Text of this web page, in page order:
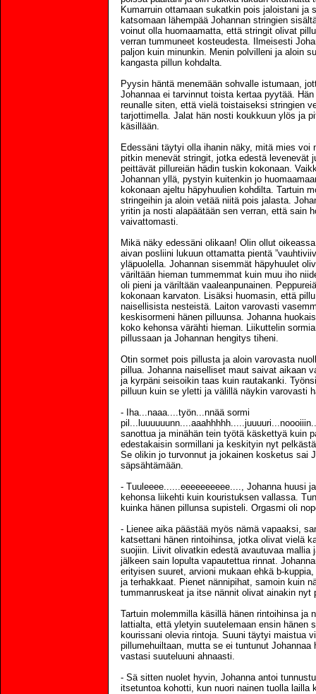
Kumarruin ottamaan sukatkin pois jaloistani ja
katsomaan lähempää Johannan stringien
voinut olla huomaamatta, että stringit olivat
verran tummuneet kosteudesta. Ilmeisesti
paljon kuin minunkin. Menin polvilleni ja aloin
kangasta pillun kohdalta.
Pyysin häntä menemään sohvalle istumaan,
Johannaa ei tarvinnut toista kertaa pyytää.
reunalle siten, että vielä toistaiseksi stringien
tarjottimella. Jalat hän nosti koukkuun ylös ja
käsillään.
Edessäni täytyi olla ihanin näky, mitä mies voi
pitkin menevät stringit, jotka edestä levenevät
peittävät pillureiän hädin tuskin kokonaan.
Johannan yllä, pystyin kuitenkin jo
kokonaan ajeltu häpyhuulien kohdilta. Tartuin
stringeihin ja aloin vetää niitä pois jalasta.
yritin ja nosti alapäätään sen verran, että sain
vaivattomasti.
Mikä näky edessäni olikaan! Olin ollut
aivan posliini lukuun ottamatta pientä
yläpuolella. Johannan sisemmät häpyhuulet
väriltään hieman tummemmat kuin muu iho
oli pieni ja väriltään vaaleanpunainen.
kokonaan karvaton. Lisäksi huomasin, että
naisellisista nesteistä. Laiton varovasti
keskisormeni hänen pilluunsa. Johanna
koko kehonsa värähti hieman. Liikuttelin
pillussaan ja Johannan hengitys tiheni.
Otin sormet pois pillusta ja aloin varovasta
pillua. Johanna naiselliset maut saivat aikaan
ja kyrpäni seisoikin taas kuin rautakanki.
pilluun kuin se yletti ja välillä näykin varovasti
- Iha...naaa....työn...nnää sormi
sanottua ja minähän tein työtä käskettyä kuin
edestakaisin sormillani ja keskityin nyt
Se olikin jo turvonnut ja jokainen kosketus sai
säpsähtämään.
- Tuuleeee......eeeeeeeeee...., Johanna huusi
kehonsa liikehti kuin kouristuksen vallassa.
kuinka hänen pillunsa supisteli. Orgasmi oli
- Lienee aika päästää myös nämä vapaaksi,
katsettani hänen rintoihinsa, jotka olivat vielä
suojiin. Liivit olivatkin edestä avautuvaa mallia
jälkeen sain lopulta vapautettua rinnat.
erityisen suuret, arvioni mukaan ehkä b-
ja terhakkaat. Pienet nännipihat, samoin kuin
tummanruskeat ja itse nännit olivat ainakin
Tartuin molemmilla käsillä hänen rintoihinsa ja
lattialta, että yletyin suutelemaan ensin hänen
kourissani olevia rintoja. Suuni täytyi maistua
pillumehuiltaan, mutta se ei tuntunut Johannaa
vastasi suuteluuni ahnaasti.
- Sä sitten nuolet hyvin, Johanna antoi
itsetuntoa kohotti, kun nuori nainen tuolla lailla